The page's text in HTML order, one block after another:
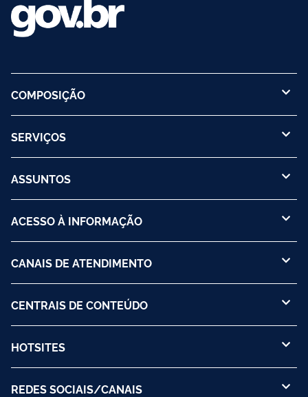
COMPOSIÇÃO
SERVIÇOS
ASSUNTOS
ACESSO À INFORMAÇÃO
CANAIS DE ATENDIMENTO
CENTRAIS DE CONTEÚDO
HOTSITES
REDES SOCIAIS/CANAIS